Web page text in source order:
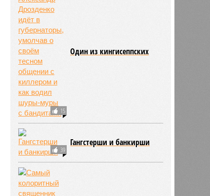
15
Один из кингисеппских
39
Гангстерши и банкирши